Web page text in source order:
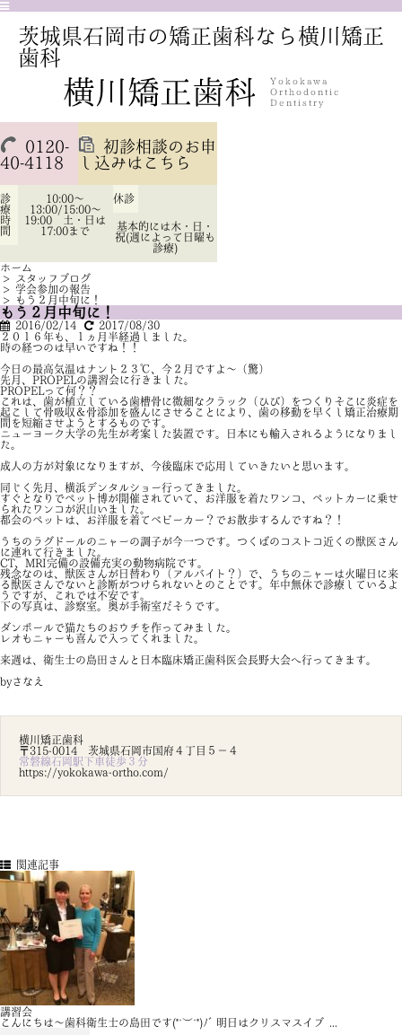
茨城県石岡市の矯正歯科なら横川矯正
歯科
0120-
40-4118
初診相談のお申
し込みはこちら
診
療
時
間
10:00～
13:00/15:00～
19:00 土・日は
17:00まで
休診
基本的には木・日・
祝(週によって日曜も
診療)
ホーム
>
スタッフブログ
> 学会参加の報告
>
もう２月中旬に！
もう２月中旬に！
2016/02/14
2017/08/30
２０１６年も、１ヵ月半経過しました。
時の経つのは早いですね！！
今日の最高気温はナント２３℃、今２月ですよ～（驚）
先月、PROPELの講習会に行きました。
PROPELって何？？
これは、歯が植立している歯槽骨に微細なクラック（ひび）をつくりそこに炎症を
起こして骨吸収＆骨添加を盛んにさせることにより、歯の移動を早くし矯正治療期
間を短縮させようとするものです。
ニューヨーク大学の先生が考案した装置です。日本にも輸入されるようになりまし
た。
成人の方が対象になりますが、今後臨床で応用していきたいと思います。
同じく先月、横浜デンタルショー行ってきました。
すぐとなりでペット博が開催されていて、お洋服を着たワンコ、ペットカーに乗せ
られたワンコが沢山いました。
都会のペットは、お洋服を着てベビーカー？でお散歩するんですね？！
うちのラグドールのニャーの調子が今一つです。 つくばのコストコ近くの獣医さん
に連れて行きました。
CT、MRI完備の設備充実の動物病院です。
残念なのは、獣医さんが日替わり（アルバイト？）で、うちのニャーは火曜日に来
る獣医さんでないと診断がつけられないとのことです。年中無休で診療しているよ
うですが、これでは不安です。
下の写真は、診察室。奥が手術室だそうです。
ダンボールで猫たちのおウチを作ってみました。
レオもニャーも喜んで入ってくれました。
来週は、衛生士の島田さんと日本臨床矯正歯科医会長野大会へ行ってきます。
byさなえ
横川矯正歯科
〒315-0014 茨城県石岡市国府４丁目５－４
常磐線石岡駅下車徒歩３分
https://yokokawa-ortho.com/
関連記事
講習会
こんにちは〜歯科衛生士の島田です(*˙︶˙*)ﾉﾞ 明日はクリスマスイブ ...